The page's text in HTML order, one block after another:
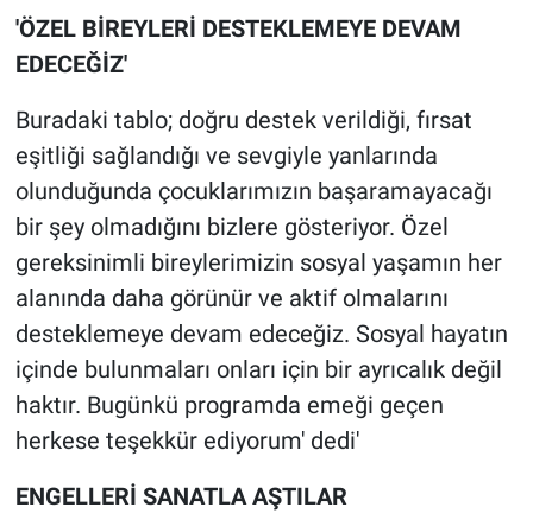
'ÖZEL BİREYLERİ DESTEKLEMEYE DEVAM
EDECEĞİZ'
Buradaki tablo; doğru destek verildiği, fırsat
eşitliği sağlandığı ve sevgiyle yanlarında
olunduğunda çocuklarımızın başaramayacağı
bir şey olmadığını bizlere gösteriyor. Özel
gereksinimli bireylerimizin sosyal yaşamın her
alanında daha görünür ve aktif olmalarını
desteklemeye devam edeceğiz. Sosyal hayatın
içinde bulunmaları onları için bir ayrıcalık değil
haktır. Bugünkü programda emeği geçen
herkese teşekkür ediyorum' dedi'
ENGELLERİ SANATLA AŞTILAR